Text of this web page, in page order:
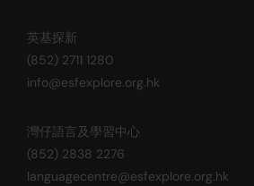
英基探新
(852) 2711 1280
info@esfexplore.org.hk
灣仔語言及學習中心
(852) 2838 2276
languagecentre@esfexplore.org.hk